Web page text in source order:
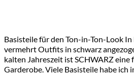
Basisteile für den Ton-in-Ton-Look
vermehrt Outfits in schwarz
kalten Jahreszeit ist SCHWARZ
Garderobe. Viele Basisteile habe ich